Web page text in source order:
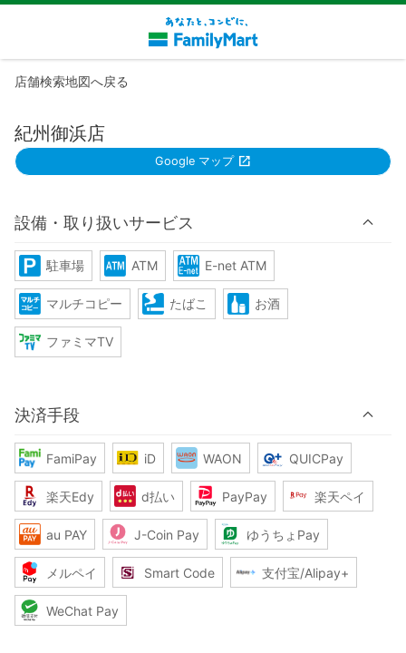
店舗検索地図へ戻る
紀州御浜店
Google マップ
設備・取り扱いサービス
駐車場 ATM E-net ATM
マルチコピー たばこ お酒
ファミマTV
決済手段
FamiPay iD WAON QUICPay
楽天Edy d払い PayPay 楽天ペイ
au PAY J-Coin Pay ゆうちょPay
メルペイ Smart Code 支付宝/Alipay+
WeChat Pay